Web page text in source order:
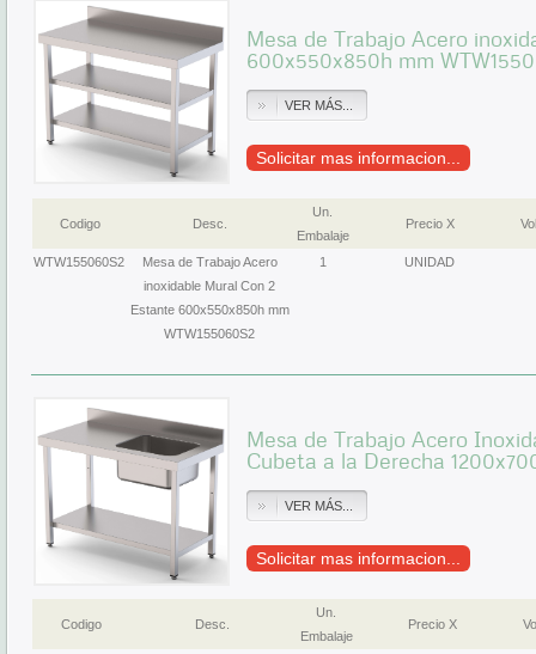
Mesa de Trabajo Acero
600x550x850h mm
VER MÁS...
Solicitar mas informacion...
Codigo Desc.
Un.
Embalaje
Precio X
WTW155060S2
Mesa de Trabajo Acero
inoxidable Mural Con 2
Estante 600x550x850h mm
WTW155060S2
1 UNIDAD
Mesa de Trabajo Acero
Cubeta a la Derecha
VER MÁS...
Solicitar mas informacion...
Codigo Desc.
Un.
Embalaje
Precio X